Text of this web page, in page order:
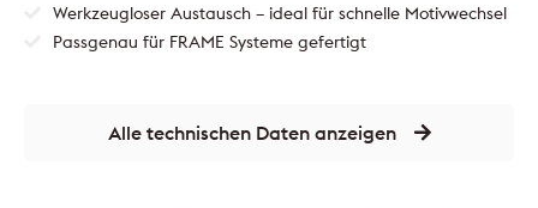
Werkzeugloser Austausch – ideal für schnelle Motivwechsel
Passgenau für FRAME Systeme gefertigt
Alle technischen Daten anzeigen